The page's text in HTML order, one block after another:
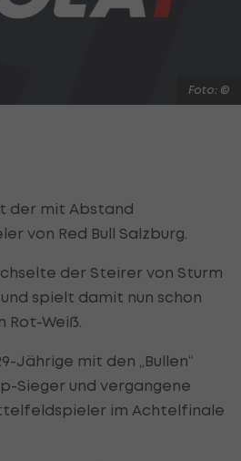
Foto: ©
der mit Abstand
von Red Bull Salzburg.
der Steirer von Sturm
spielt damit nun schon
Rot-Weiß.
Jährige mit den „Bullen“
Sieger und vergangene
im Achtelfinale